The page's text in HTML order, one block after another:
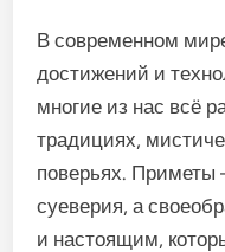
В современном
достижений и
многие из нас всё
традициях,
поверьях. Приметы
суеверия, а
и настоящим,